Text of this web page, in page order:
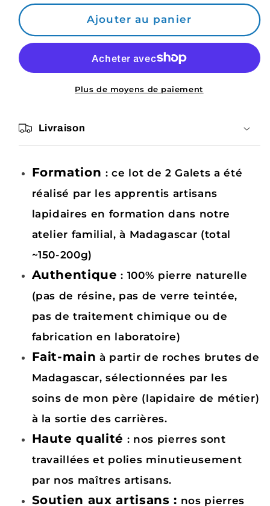
quantité
2
x
Jaspe
Multicolore
avec
quantité
de
2
x
Galets
Jaspe
Multicolore
Ajouter au panier
Plus de moyens de paiement
Livraison
Formation : ce lot de 2 Galets a été
réalisé par les apprentis artisans
lapidaires en formation dans notre
atelier familial, à Madagascar (total
~150-200g)
Authentique : 100% pierre naturelle
(pas de résine, pas de verre teintée,
pas de traitement chimique ou de
fabrication en laboratoire)
Fait-main à partir de roches brutes de
Madagascar, sélectionnées par les
soins de mon père (lapidaire de métier)
à la sortie des carrières.
Haute qualité : nos pierres sont
travaillées et polies minutieusement
par nos maîtres artisans.
Soutien aux artisans : nos pierres